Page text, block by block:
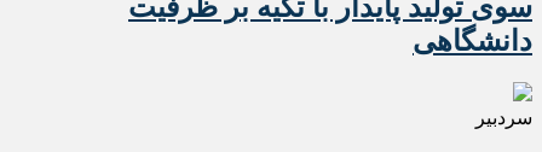
سوی تولید پایدار با تکیه بر ظرفیت
دانشگاهی
سردبیر